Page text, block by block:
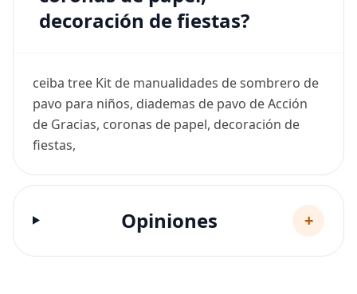
decoración de fiestas?
ceiba tree Kit de manualidades de sombrero de
pavo para niños, diademas de pavo de Acción
de Gracias, coronas de papel, decoración de
fiestas,
Opiniones +